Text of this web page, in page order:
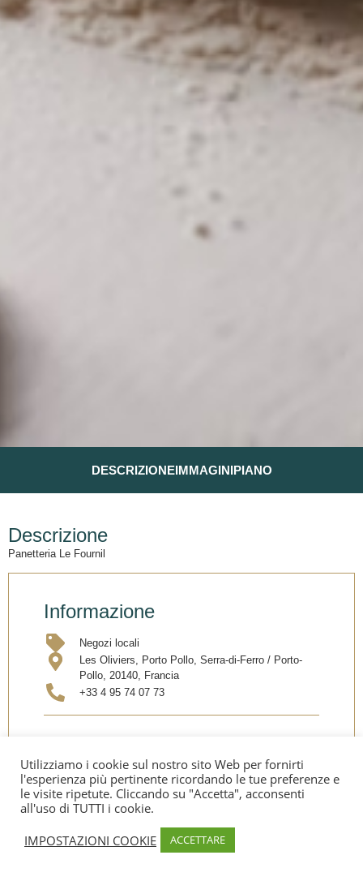
DESCRIZIONEIMMAGINIPIANO
Descrizione
Panetteria Le Fournil
Informazione
Negozi locali
Les Oliviers, Porto Pollo, Serra-di-Ferro / Porto-
Pollo, 20140, Francia
+33 4 95 74 07 73
Utilizziamo i cookie sul nostro sito Web per fornirti
l'esperienza più pertinente ricordando le tue preferenze e
le visite ripetute. Cliccando su "Accetta", acconsenti
all'uso di TUTTI i cookie.
IMPOSTAZIONI COOKIE
ACCETTARE